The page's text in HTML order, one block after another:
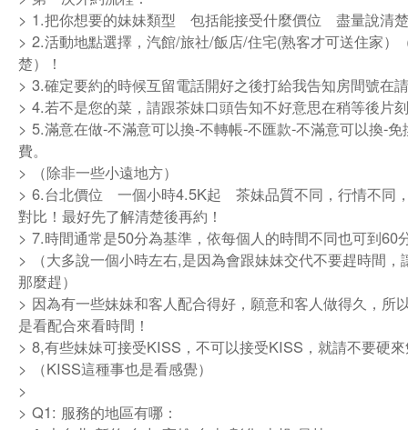
> 1.把你想要的妹妹類型 包括能接受什麼價位 盡量說
> 2.活動地點選擇，汽館/旅社/飯店/住宅(熟客才可送住家）
楚）！
> 3.確定要約的時候互留電話開好之後打給我告知房間號在
> 4.若不是您的菜，請跟茶妹口頭告知不好意思在稍等後片
> 5.滿意在做-不滿意可以換-不轉帳-不匯款-不滿意可以換-免
費。
> （除非一些小遠地方）
> 6.台北價位 一個小時4.5K起 茶妹品質不同，行情不同
對比！最好先了解清楚後再約！
> 7.時間通常是50分為基準，依每個人的時間不同也可到60
> （大多說一個小時左右,是因為會跟妹妹交代不要趕時間，
那麼趕）
> 因為有一些妹妹和客人配合得好，願意和客人做得久，所
是看配合來看時間！
> 8,有些妹妹可接受KISS，不可以接受KISS，就請不要
> （KISS這種事也是看感覺）
>
> Q1: 服務的地區有哪：